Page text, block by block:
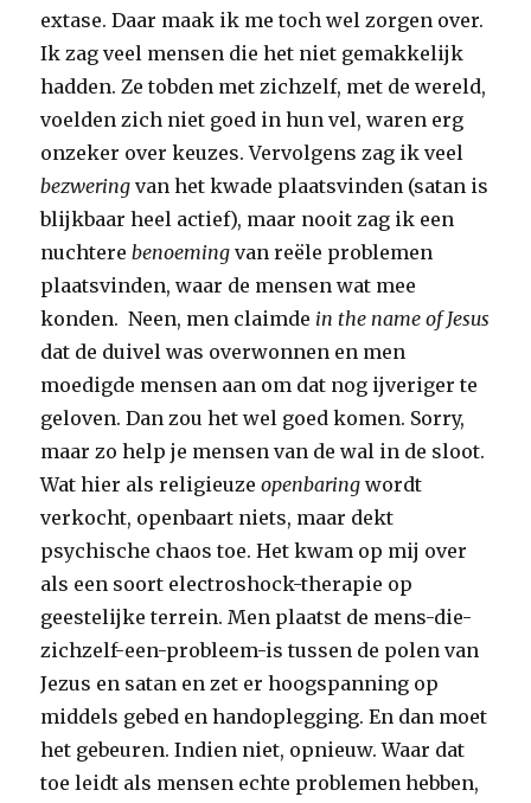
extase. Daar maak ik me toch wel zorgen over.
Ik zag veel mensen die het niet gemakkelijk
hadden. Ze tobden met zichzelf, met de wereld,
voelden zich niet goed in hun vel, waren erg
onzeker over keuzes. Vervolgens zag ik veel
bezweringvan het kwade plaatsvinden (satan is
blijkbaar heel actief), maar nooit zag ik een
nuchterebenoemingvan reële problemen
plaatsvinden, waar de mensen wat mee
konden. Neen, men claimde in the name of Jesus
dat de duivel was overwonnen en men
moedigde mensen aan om dat nog ijveriger te
geloven. Dan zou het wel goed komen. Sorry,
maar zo help je mensen van de wal in de sloot.
Wat hier als religieuzeopenbaringwordt
verkocht, openbaart niets, maar dekt
psychische chaos toe. Het kwam op mij over
als een soort electroshock-therapie op
geestelijke terrein. Men plaatst de mens-die-
zichzelf-een-probleem-is tussen de polen van
Jezus en satan en zet er hoogspanning op
middels gebed en handoplegging. En dan moet
het gebeuren. Indien niet, opnieuw. Waar dat
toe leidt als mensen echte problemen hebben,